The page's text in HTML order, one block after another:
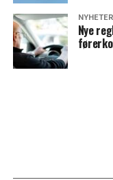
NYHETER
Nye